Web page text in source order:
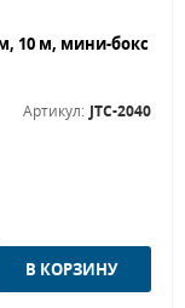
Артикул: JTC-2040